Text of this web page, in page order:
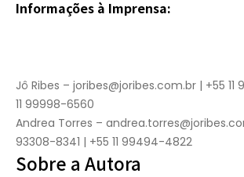
Informações à Imprensa:
Jô Ribes – joribes@joribes.com.br | +55 11
11 99998-6560
Andrea Torres –
93308-8341 | +55 11 99494-4822
Sobre a Autora